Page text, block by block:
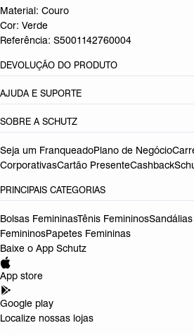
Material: Couro
Cor: Verde
Referência: S5001142760004
DEVOLUÇÃO DO PRODUTO
AJUDA E SUPORTE
SOBRE A SCHUTZ
Seja um FranqueadoPlano de Negócio
CorporativasCartão PresenteCashback
PRINCIPAIS CATEGORIAS
Bolsas FemininasTênis Femininos
FemininosPapetes Femininas
Baixe o App Schutz
App store
Google play
Localize nossas lojas